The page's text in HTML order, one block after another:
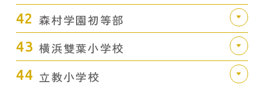
42 森村学園初等部
43 横浜雙葉小学校
44 立教小学校